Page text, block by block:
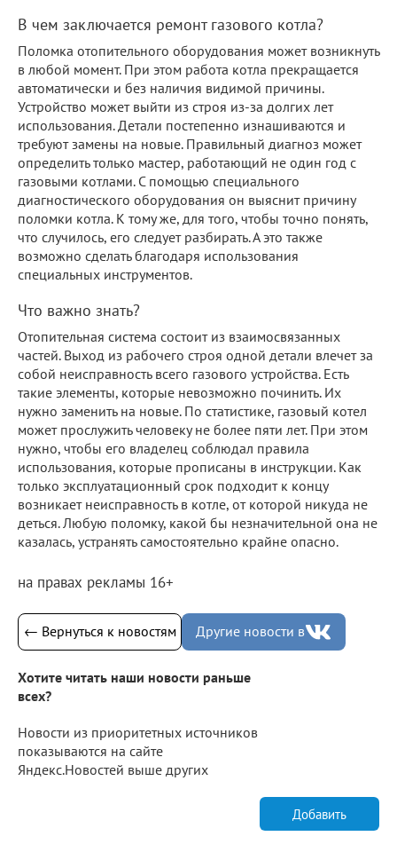
В чем заключается ремонт газового котла?
Поломка отопительного оборудования может возникнуть
в любой момент. При этом работа котла прекращается
автоматически и без наличия видимой причины.
Устройство может выйти из строя из-за долгих лет
использования. Детали постепенно изнашиваются и
требуют замены на новые. Правильный диагноз может
определить только мастер, работающий не один год с
газовыми котлами. С помощью специального
диагностического оборудования он выяснит причину
поломки котла. К тому же, для того, чтобы точно понять,
что случилось, его следует разбирать. А это также
возможно сделать благодаря использования
специальных инструментов.
Что важно знать?
Отопительная система состоит из взаимосвязанных
частей. Выход из рабочего строя одной детали влечет за
собой неисправность всего газового устройства. Есть
такие элементы, которые невозможно починить. Их
нужно заменить на новые. По статистике, газовый котел
может прослужить человеку не более пяти лет. При этом
нужно, чтобы его владелец соблюдал правила
использования, которые прописаны в инструкции. Как
только эксплуатационный срок подходит к концу
возникает неисправность в котле, от которой никуда не
деться. Любую поломку, какой бы незначительной она не
казалась, устранять самостоятельно крайне опасно.
на правах рекламы 16+
← Вернуться к новостям Другие новости в
Хотите читать наши новости раньше
всех?
Новости из приоритетных источников
показываются на сайте
Яндекс.Новостей выше других
Добавить